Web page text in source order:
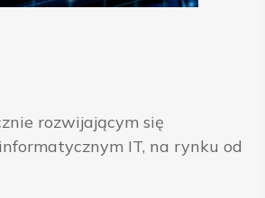
rozwijającym się
IT, na rynku od